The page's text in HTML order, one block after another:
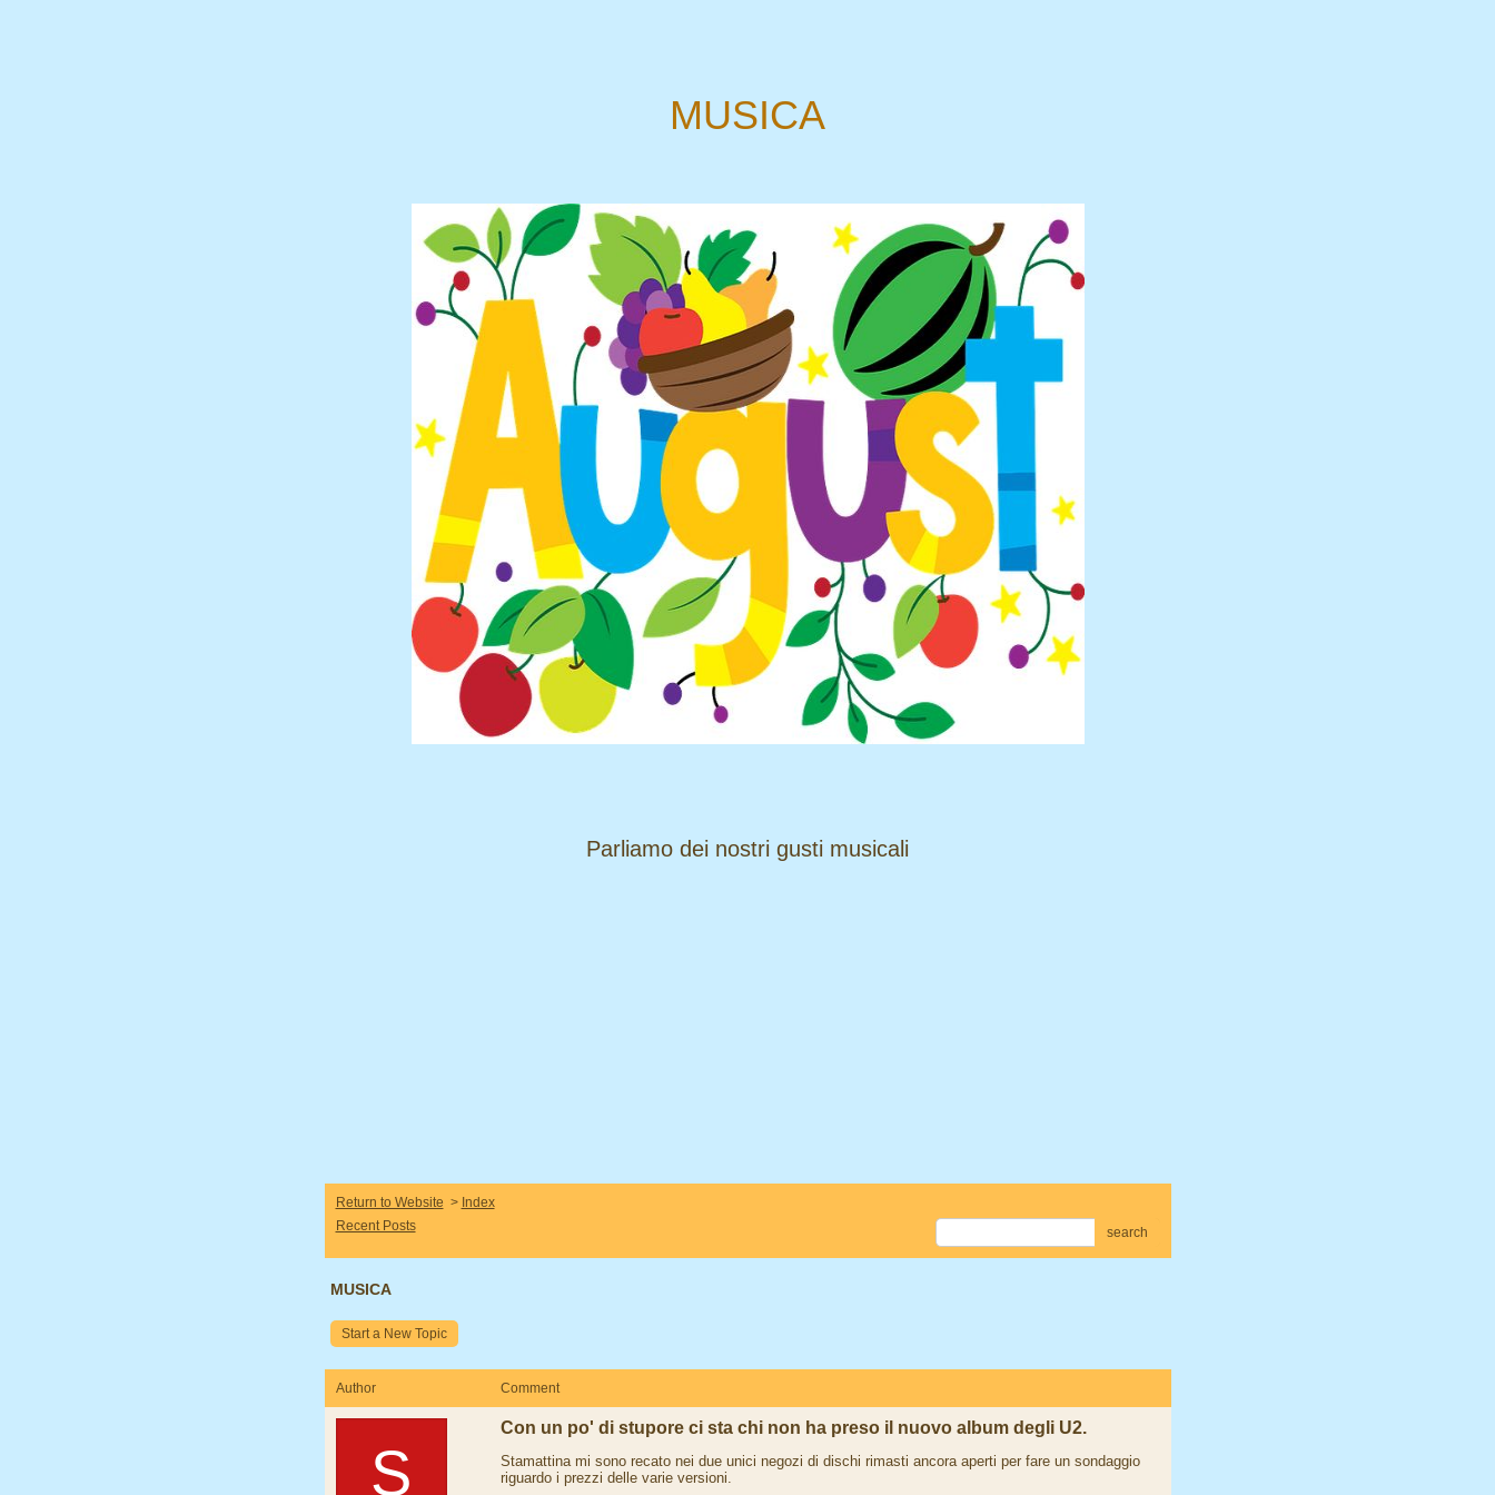
MUSICA
​​​​​​​Parliamo dei nostri gusti musicali
Return to Website > Index
Recent Posts
search
MUSICA
Start a New Topic
Author Comment
S
Con un po' di stupore ci sta chi non ha preso il nuovo album degli U2.
Stamattina mi sono recato nei due unici negozi di dischi rimasti ancora aperti per fare un sondaggio
riguardo i prezzi delle varie versioni.